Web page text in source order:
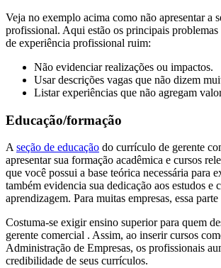
Veja no exemplo acima como não apresentar a
profissional. Aqui estão os principais problemas
de experiência profissional ruim:
Não evidenciar realizações ou impactos.
Usar descrições vagas que não dizem
Listar experiências que não agregam
Educação/formação
A seção de educação do currículo de gerente
apresentar sua formação acadêmica e cursos
que você possui a base teórica necessária para
também evidencia sua dedicação aos estudos e
aprendizagem. Para muitas empresas, essa
Costuma-se exigir ensino superior para quem
gerente comercial . Assim, ao inserir cursos
Administração de Empresas, os profissionais
credibilidade de seus currículos.